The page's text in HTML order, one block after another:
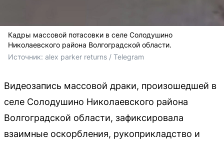
Кадры массовой потасовки в селе Солодушино
Николаевского района Волгоградской области.
Источник: alex parker returns / Telegram
Видеозапись массовой драки, произошедшей в
селе Солодушино Николаевского района
Волгоградской области, зафиксировала
взаимные оскорбления, рукоприкладство и